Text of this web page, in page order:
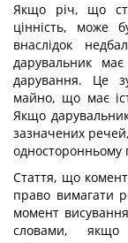
Якщо річ, що
цінність, може
внаслідок
дарувальник
дарування. Це
майно, що має
Якщо
зазначених
односторонньому
Стаття, що
право вимагати
момент
словами,